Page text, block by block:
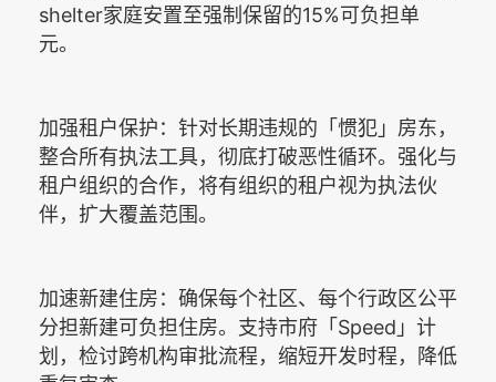
shelter家庭安置至强制保留的15% 可负担单
元。
加强租户保护：针对长期违规的「惯犯」房东，
整合所有执法工具，彻底打破恶性循环。强化与
租户组织的合作，将有组织的租户视为执法伙
伴，扩大覆盖范围。
加速新建住房：确保每个社区、每个行政区公平
分担新建可负担住房。支持市府「 Speed 」计
划，检讨跨机构审批流程，缩短开发时程，降低